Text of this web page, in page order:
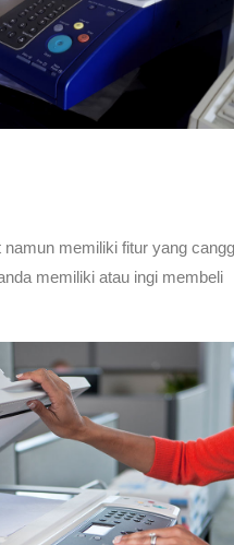
memiliki fitur yang
memiliki atau ingi membeli